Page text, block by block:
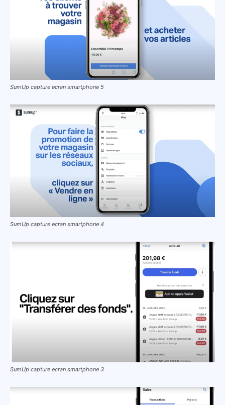
SumUp capture ecran smartphone 5
SumUp capture ecran smartphone 4
SumUp capture ecran smartphone 3